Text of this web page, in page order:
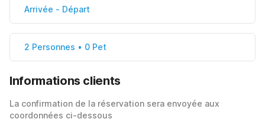
Arrivée - Départ
2 Personnes • 0 Pet
Informations clients
La confirmation de la réservation sera envoyée aux
coordonnées ci-dessous